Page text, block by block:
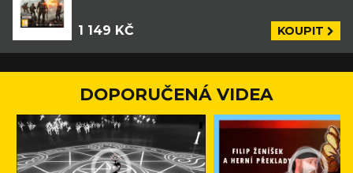
1 149 KČ KOUPIT
DOPORUČENÁ VIDEA